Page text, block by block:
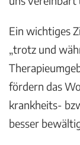
Ein wichtiges
„trotz und
fördern das
krankheits-
besser